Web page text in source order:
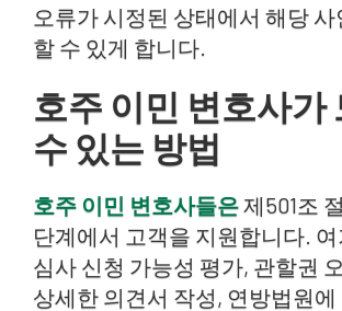
오류가 시정된 상태에서 해당
할 수 있게 합니다.
호주 이민 변호사가
수 있는 방법
호주 이민 변호사들은제501조
단계에서 고객을 지원합니다.
심사 신청 가능성 평가, 관할권
상세한 의견서 작성, 연방법원에